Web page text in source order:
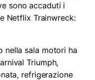
sono accaduti i
Netflix Trainwreck:
nella sala motori ha
Triumph,
refrigerazione